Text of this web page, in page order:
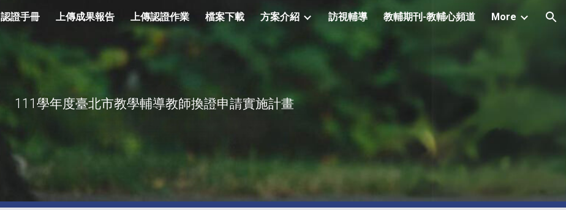
Skip to main content Skip to navigation
認證手冊 上傳成果報告 上傳認證作業 檔案下載 方案介紹 訪視輔導 教輔期刊-教輔心頻道 More
111學年度臺北市教學輔導教師換證申請實施計畫